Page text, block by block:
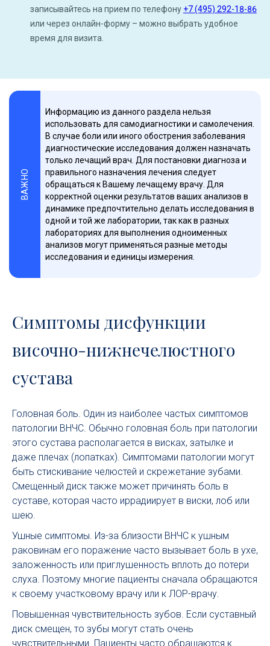
записывайтесь на прием по телефону +7 (495) 292-18-86
или через онлайн-форму – можно выбрать удобное
время для визита.
ВАЖНО
Информацию из данного раздела нельзя
использовать для самодиагностики и самолечения.
В случае боли или иного обострения заболевания
диагностические исследования должен назначать
только лечащий врач. Для постановки диагноза и
правильного назначения лечения следует
обращаться к Вашему лечащему врачу. Для
корректной оценки результатов ваших анализов в
динамике предпочтительно делать исследования в
одной и той же лаборатории, так как в разных
лабораториях для выполнения одноименных
анализов могут применяться разные методы
исследования и единицы измерения.
Симптомы дисфункции
височно-нижнечелюстного
сустава
Головная боль. Один из наиболее частых симптомов
патологии ВНЧС. Обычно головная боль при патологии
этого сустава располагается в висках, затылке и
даже плечах (лопатках). Симптомами патологии могут
быть стискивание челюстей и скрежетание зубами.
Смещенный диск также может причинять боль в
суставе, которая часто иррадиирует в виски, лоб или
шею.
Ушные симптомы. Из-за близости ВНЧС к ушным
раковинам его поражение часто вызывает боль в ухе,
заложенность или приглушенность вплоть до потери
слуха. Поэтому многие пациенты сначала обращаются
к своему участковому врачу или к ЛОР-врачу.
Повышенная чувствительность зубов. Если суставный
диск смещен, то зубы могут стать очень
чувствительными. Пациенты часто обращаются к